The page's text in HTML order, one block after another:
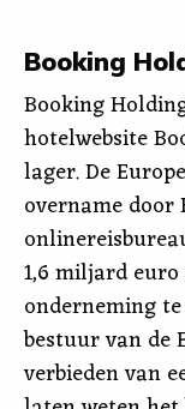
Booking
Booking
hotelwebsite
lager. De
overname door
1,6 miljard
onderneming
bestuur van de
verbieden van